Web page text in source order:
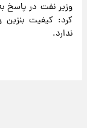
وزیر نفت در پاسخ
کرد: کیفیت بنزین
ندارد.